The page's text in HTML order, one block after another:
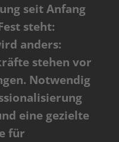
seit Anfang
steht:
anders:
stehen vor
Notwendig
eine gezielte
für